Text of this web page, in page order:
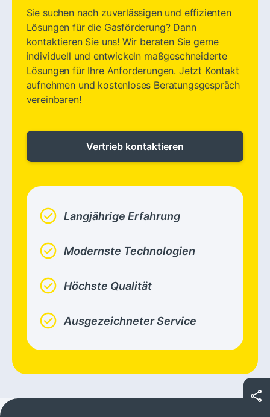
share
Sie suchen nach zuverlässigen und effizienten
Lösungen für die Gasförderung? Dann
kontaktieren Sie uns! Wir beraten Sie gerne
individuell und entwickeln maßgeschneiderte
Lösungen für Ihre Anforderungen. Jetzt Kontakt
aufnehmen und kostenloses Beratungsgespräch
vereinbaren!
Vertrieb kontaktieren
check_circle Langjährige Erfahrung
check_circle Modernste Technologien
check_circle Höchste Qualität
check_circle Ausgezeichneter Service